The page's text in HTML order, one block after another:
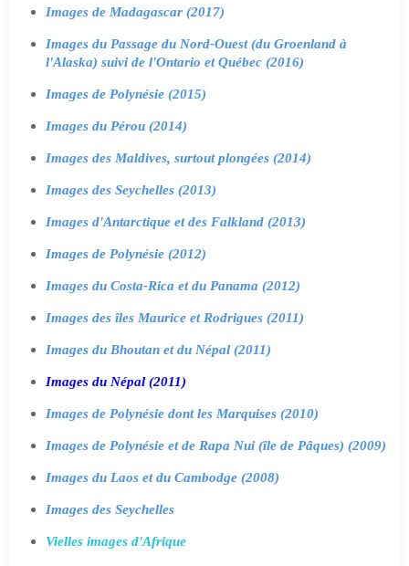
Images de Madagascar (2017)
Images du Passage du Nord-Ouest (du Groenland à
l'Alaska) suivi de l'Ontario et Québec (2016)
Images de Polynésie (2015)
Images du Pérou (2014)
Images des Maldives, surtout plongées (2014)
Images des Seychelles (2013)
Images d'Antarctique et des Falkland (2013)
Images de Polynésie (2012)
Images du Costa-Rica et du Panama (2012)
Images des îles Maurice et Rodrigues (2011)
Images du Bhoutan et du Népal (2011)
Images du Népal (2011)
Images de Polynésie dont les Marquises (2010)
Images de Polynésie et de Rapa Nui (île de Pâques) (2009)
Images du Laos et du Cambodge (2008)
Images des Seychelles
Vielles images d'Afrique